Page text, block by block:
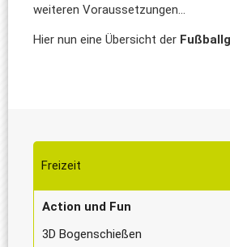
weiteren Voraussetzungen...
Hier nun eine Übersicht der
Freizeit
Action und Fun
3D Bogenschießen